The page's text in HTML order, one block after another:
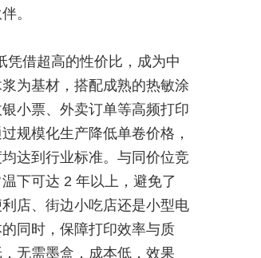
。
凭借超高的性价比，成为中
为基材，搭配成熟的热敏涂
小票、外卖订单等高频打印
规模化生产降低单卷价格，
达到行业标准。与同价位竞
下可达 2 年以上，避免了
店、街边小吃店还是小型电
同时，保障打印效率与质
无需墨盒，成本低，效果